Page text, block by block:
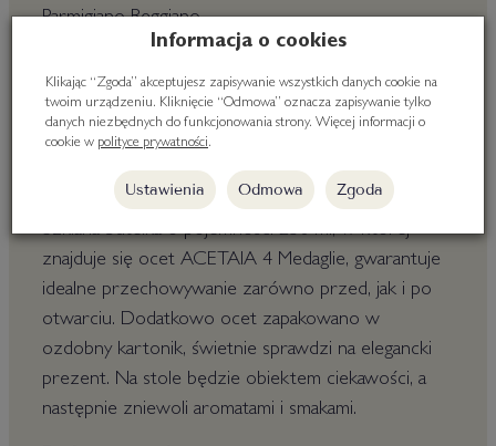
Parmigiano Reggiano
Tarta cytrynowa
Lody kremowe
Dzięki ciekawości i kulinarnej wyobraźni z
pewnością znajdziecie Wasze idealne połączenie!
Opakowanie
Szklana butelka o pojemności 250 ml, w której
znajduje się ocet ACETAIA 4 Medaglie, gwarantuje
idealne przechowywanie zarówno przed, jak i po
otwarciu. Dodatkowo ocet zapakowano w
ozdobny kartonik, świetnie sprawdzi na elegancki
prezent. Na stole będzie obiektem ciekawości, a
następnie zniewoli aromatami i smakami.
Informacja o cookies
Klikając “Zgoda” akceptujesz zapisywanie wszystkich danych cookie na
twoim urządzeniu. Kliknięcie “Odmowa” oznacza zapisywanie tylko
danych niezbędnych do funkcjonowania strony. Więcej informacji o
cookie w polityce prywatności.
Ustawienia Odmowa Zgoda